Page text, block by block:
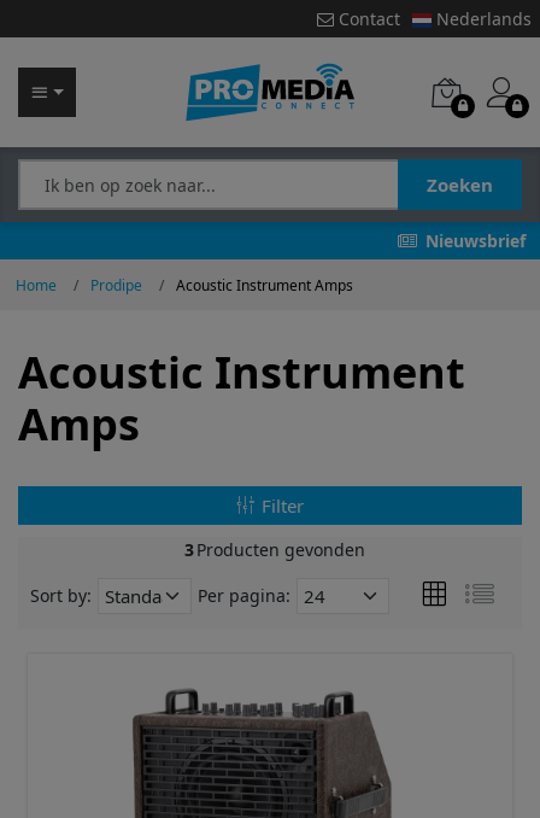
Contact Nederlands
Zoeken
Nieuwsbrief
Home Prodipe Acoustic Instrument Amps
Acoustic Instrument
Amps
Filter
3Producten gevonden
Sort by: Per pagina: